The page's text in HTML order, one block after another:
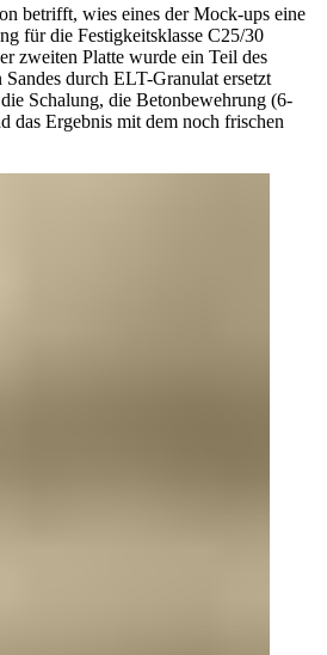
betrifft, wies eines der Mock-ups eine
für die Festigkeitsklasse C25/30
zweiten Platte wurde ein Teil des
durch ELT-Granulat ersetzt
Schalung, die Betonbewehrung (6-
das Ergebnis mit dem noch frischen